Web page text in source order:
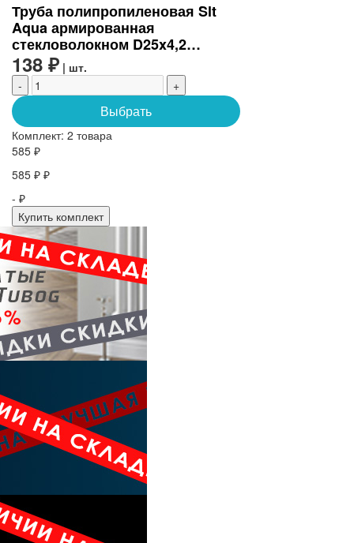
Труба полипропиленовая Slt
Aqua армированная
стекловолокном D25x4,2
(SLTPGF62525)
138 ₽ | шт.
-
+
Выбрать
Комплект: 2 товара
585 ₽
585 ₽ ₽
- ₽
Купить комплект